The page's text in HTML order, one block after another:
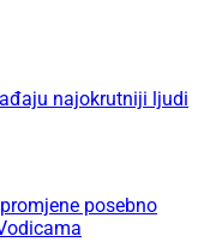
najokrutniji ljudi
posebno